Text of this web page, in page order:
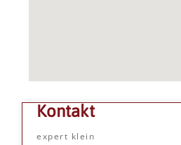
Kontakt
expert klein